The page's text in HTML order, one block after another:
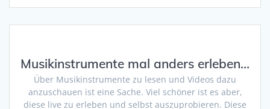
Musikinstrumente mal anders erleben…
Über Musikinstrumente zu lesen und Videos dazu
anzuschauen ist eine Sache. Viel schöner ist es aber,
diese live zu erleben und selbst auszuprobieren. Diese